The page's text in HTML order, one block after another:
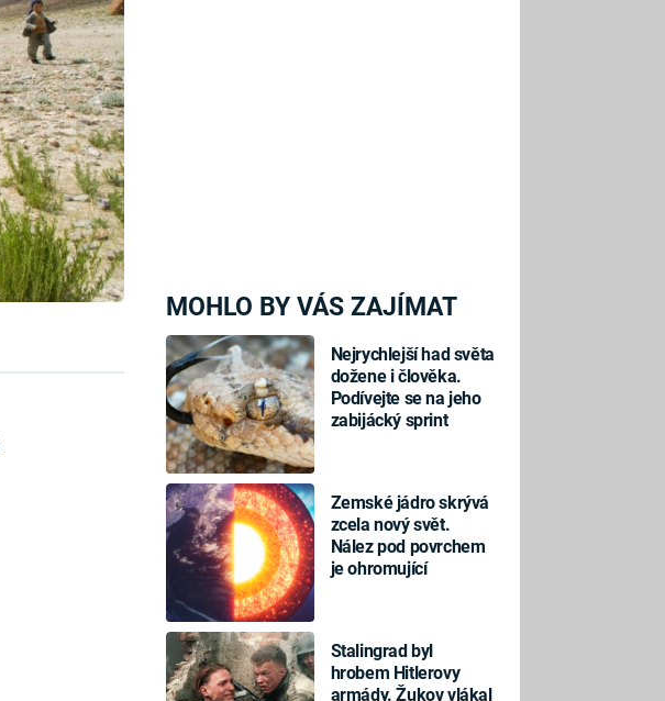
MOHLO BY VÁS ZAJÍMAT
Nejrychlejší had světa
dožene i člověka.
Podívejte se na jeho
zabijácký sprint
Zemské jádro skrývá
zcela nový svět.
Nález pod povrchem
je ohromující
Stalingrad byl
hrobem Hitlerovy
armády. Žukov vlákal